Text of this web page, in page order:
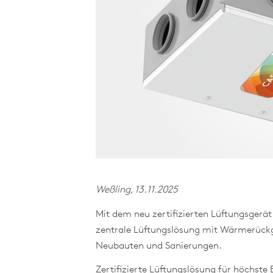
Weßling, 13.11.2025
Mit dem neu zertifizierten
zentrale Lüftungslösung mit
Neubauten und Sanierungen.
Zertifizierte Lüftungslösung für höchste